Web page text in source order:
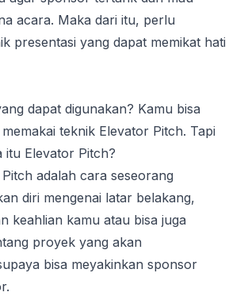
acara. Maka dari itu, perlu
presentasi yang dapat memikat hati
dapat digunakan? Kamu bisa
teknik Elevator Pitch. Tapi
itu Elevator Pitch?
adalah cara seseorang
diri mengenai latar belakang,
keahlian kamu atau bisa juga
proyek yang akan
bisa meyakinkan sponsor